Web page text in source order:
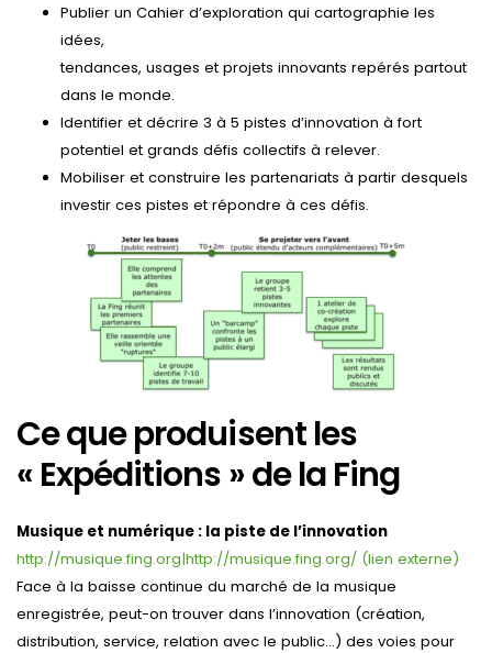
Publier un Cahier d’exploration qui cartographie les
idées,
tendances, usages et projets innovants repérés partout
dans le monde.
Identifier et décrire 3 à 5 pistes d’innovation à fort
potentiel et grands défis collectifs à relever.
Mobiliser et construire les partenariats à partir desquels
investir ces pistes et répondre à ces défis.
Ce que produisent les
« Expéditions » de la Fing
Musique et numérique : la piste de l’innovation
http://musique.fing.org|http://musique.fing.org/ (lien externe)
Face à la baisse continue du marché de la musique
enregistrée, peut-on trouver dans l’innovation (création,
distribution, service, relation avec le public…) des voies pour